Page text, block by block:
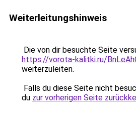
Weiterleitungshinweis
Die von dir besuchte Seite
https://vorota-kalitki.ru/
weiterzuleiten.
Falls du diese Seite nicht
du zur vorherigen Seite